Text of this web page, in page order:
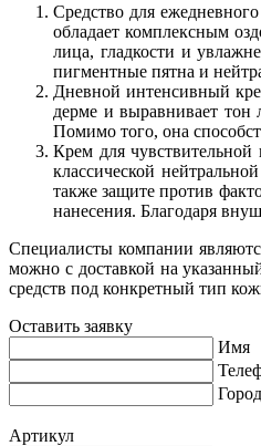
Средство для ежедневного
обладает комплексным
лица, гладкости и
пигментные пятна и
Дневной интенсивный
дерме и выравнивает тон
Помимо того, она
Крем для чувствительной
классической
также защите против
нанесения. Благодаря
Специалисты компании
можно с доставкой на
средств под конкретный тип
Оставить заявку
Имя
Город
Артикул